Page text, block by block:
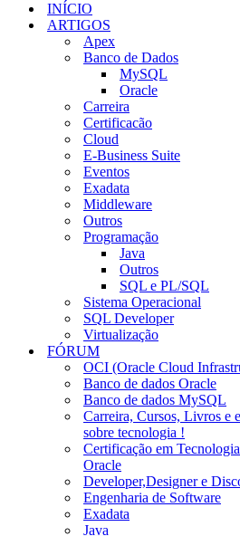
navegaçãoINÍCIO
ARTIGOS
Apex
Banco de Dados
MySQL
Oracle
Carreira
Certificacão
Cloud
E-Business Suite
Eventos
Exadata
Middleware
Outros
Programação
Java
Outros
SQL e PL/SQL
Sistema Operacional
SQL Developer
Virtualização
FÓRUM
OCI (Oracle Cloud
Banco de dados Oracle
Banco de dados MySQL
Carreira, Cursos, Livros e
sobre tecnologia !
Certificação em
Oracle
Developer,Designer e
Engenharia de Software
Exadata
Java